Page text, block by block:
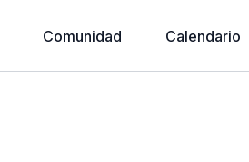
Comunidad Calendario